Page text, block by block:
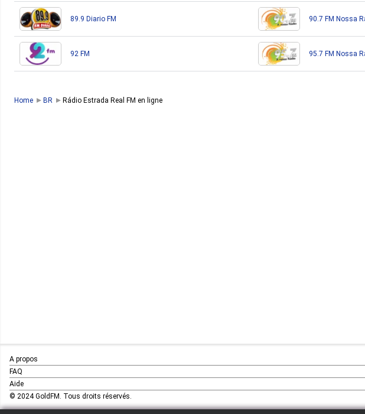
89.9 Diario FM 90.7 FM Nossa
92 FM 95.7 FM Nossa
Home BR Rádio Estrada Real FM en ligne
A propos
FAQ
Aide
© 2024 GoldFM. Tous droits réservés.